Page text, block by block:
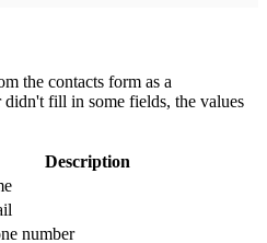
the contacts form as a
fill in some fields, the values
Description
number